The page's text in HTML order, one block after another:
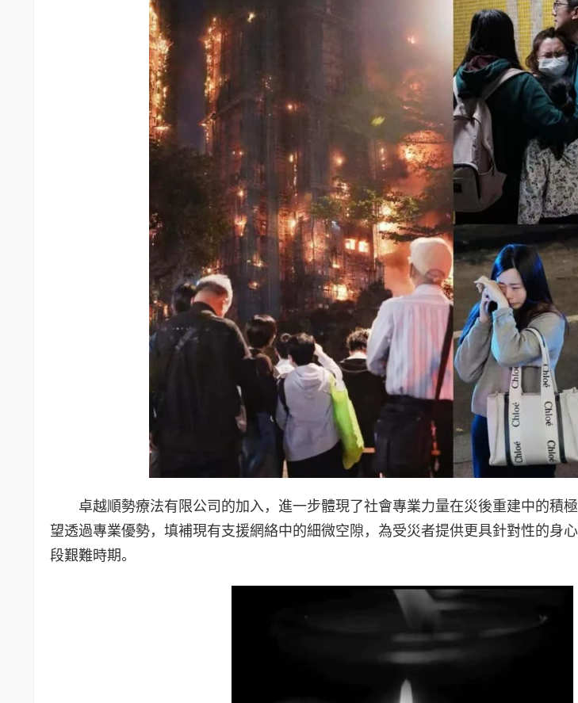
卓越順勢療法有限公司的加入，進一步體現了社會專業力量在災後重建中的積
望透過專業優勢，填補現有支援網絡中的細微空隙，為受災者提供更具針對性的身
段艱難時期。